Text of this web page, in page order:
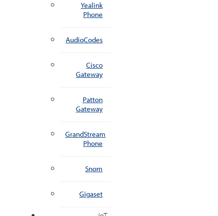
Yealink
Phone
AudioCodes
Cisco
Gateway
Patton
Gateway
GrandStream
Phone
Snom
Gigaset